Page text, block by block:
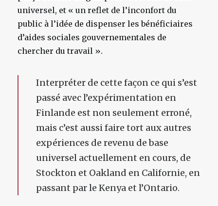
universel, et « un reflet de l’inconfort du
public à l’idée de dispenser les bénéficiaires
d’aides sociales gouvernementales de
chercher du travail ».
Interpréter de cette façon ce qui s’est
passé avec l’expérimentation en
Finlande est non seulement erroné,
mais c’est aussi faire tort aux autres
expériences de revenu de base
universel actuellement en cours, de
Stockton et Oakland en Californie, en
passant par le Kenya et l’Ontario.